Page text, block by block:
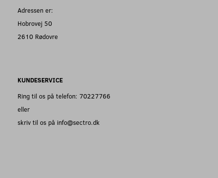
Adressen er:
Hobrovej 50
2610 Rødovre
KUNDESERVICE
Ring til os på telefon: 70227766
eller
skriv til os på info@sectro.dk